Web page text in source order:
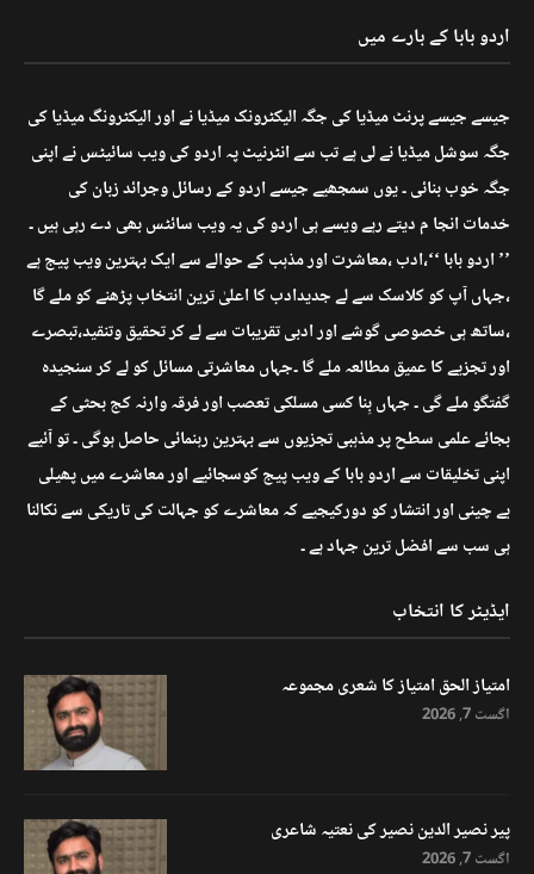
اردو بابا کے بارے میں
جیسے جیسے پرنٹ میڈیا کی جگہ الیکٹرونک میڈیا نے اور الیکٹرونگ میڈیا کی
جگہ سوشل میڈیا نے لی ہے تب سے انٹرنیٹ پہ اردو کی ویب سائیٹس نے اپنی
جگہ خوب بنائی ۔ یوں سمجھیے جیسے اردو کے رسائل وجرائد زبان کی
خدمات انجا م دیتے رہے ویسے ہی اردو کی یہ ویب سائٹس بھی دے رہی ہیں ۔
’’ اردو بابا ‘‘،ادب ،معاشرت اور مذہب کے حوالے سے ایک بہترین ویب پیج ہے
،جہاں آپ کو کلاسک سے لے جدیدادب کا اعلیٰ ترین انتخاب پڑھنے کو ملے گا
،ساتھ ہی خصوصی گوشے اور ادبی تقریبات سے لے کر تحقیق وتنقید،تبصرے
اور تجزیے کا عمیق مطالعہ ملے گا ۔جہاں معاشرتی مسائل کو لے کر سنجیدہ
گفتگو ملے گی ۔ جہاں بِنا کسی مسلکی تعصب اور فرقہ وارنہ کج بحثی کے
بجائے علمی سطح پر مذہبی تجزیوں سے بہترین رہنمائی حاصل ہوگی ۔ تو آئیے
اپنی تخلیقات سے اردو بابا کے ویب پیج کوسجائیے اور معاشرے میں پھیلی
بے چینی اور انتشار کو دورکیجیے کہ معاشرے کو جہالت کی تاریکی سے نکالنا
ہی سب سے افضل ترین جہاد ہے ۔
ایڈیٹر کا انتخاب
امتیاز الحق امتیاز کا شعری مجموعہ
اگست 7, 2026
پیر نصیر الدین نصیر کی نعتیہ شاعری
اگست 7, 2026